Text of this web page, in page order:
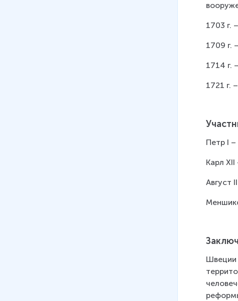
1703 г.
1709 г.
1714 г.
1721 г.
Петр I –
Карл
Август
Швеции